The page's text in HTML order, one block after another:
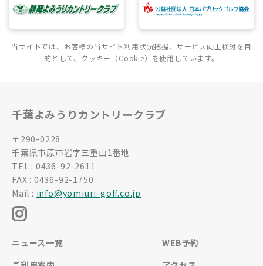
当サイトでは、お客様の当サイト利用状況把握、サービス向上検討を目
的として、クッキー（Cookie）を使用しています。
千葉よみうりカントリークラブ
〒290-0228
千葉県市原市岩字三重山1番地
TEL : 0436-92-2611
FAX : 0436-92-1750
Mail : info@yomiuri-golf.co.jp
ニュース一覧
WEB予約